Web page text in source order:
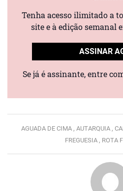
Tenha acesso ilimitado a
site e à edição semanal
ASSINAR
Se já é assinante, entre
AGUADA DE CIMA , AUTARQUIA ,
FREGUESIA , ROTA